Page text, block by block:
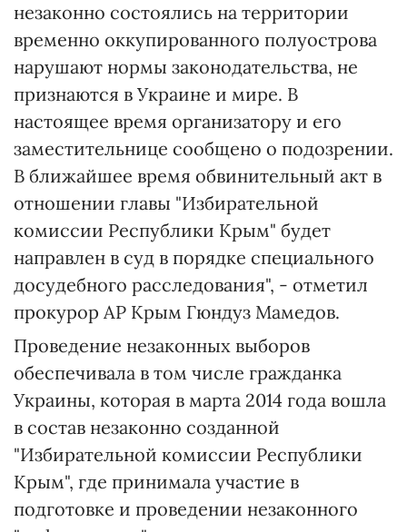
незаконно состоялись на территории
временно оккупированного полуострова
нарушают нормы законодательства, не
признаются в Украине и мире. В
настоящее время организатору и его
заместительнице сообщено о подозрении.
В ближайшее время обвинительный акт в
отношении главы "Избирательной
комиссии Республики Крым" будет
направлен в суд в порядке специального
досудебного расследования", - отметил
прокурор АР Крым Гюндуз Мамедов.
Проведение незаконных выборов
обеспечивала в том числе гражданка
Украины, которая в марта 2014 года вошла
в состав незаконно созданной
"Избирательной комиссии Республики
Крым", где принимала участие в
подготовке и проведении незаконного